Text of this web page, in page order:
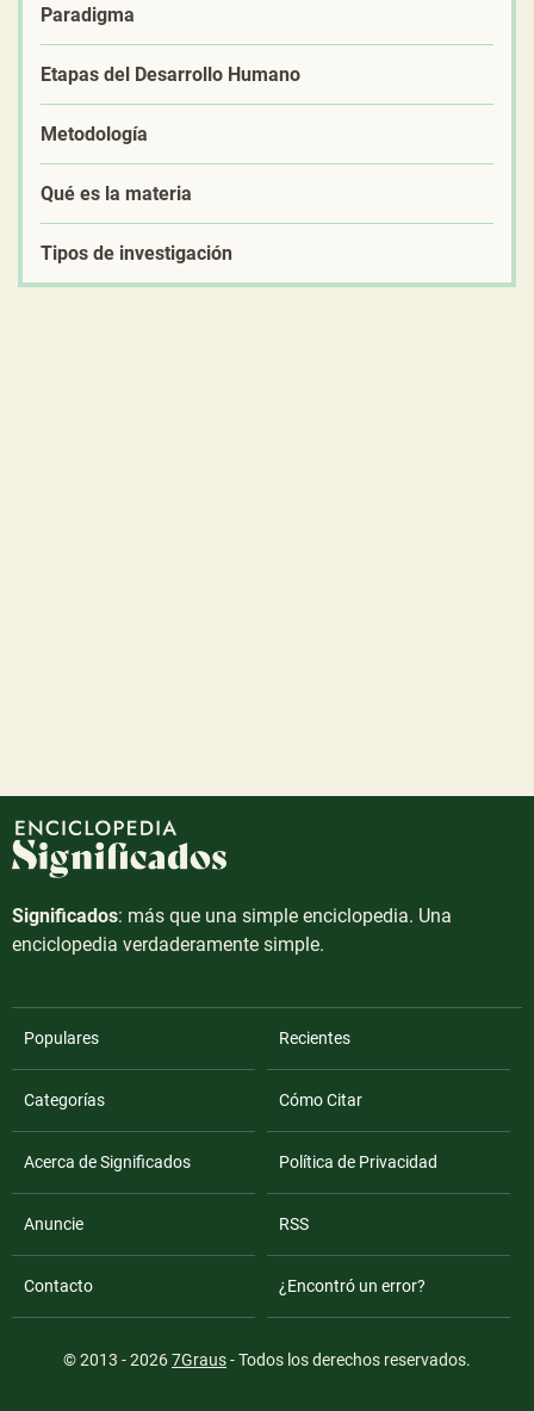
Paradigma
Etapas del Desarrollo Humano
Metodología
Qué es la materia
Tipos de investigación
Significados: más que una simple enciclopedia. Una
enciclopedia verdaderamente simple.
Populares Recientes
Categorías Cómo Citar
Acerca de Significados Política de Privacidad
Anuncie RSS
Contacto ¿Encontró un error?
© 2013 - 20267Graus- Todos los derechos reservados.